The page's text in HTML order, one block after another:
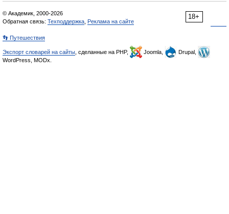
18+
© Академик, 2000-2026
Обратная связь: Техподдержка Реклама на сайте
👣 Путешествия
Экспорт словарей на сайты , сделанные на PHP, Joomla,
Drupal,
WordPress, MODx.